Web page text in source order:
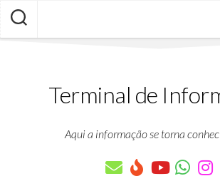
Skip
content
Terminal de
Aqui a informação se torna